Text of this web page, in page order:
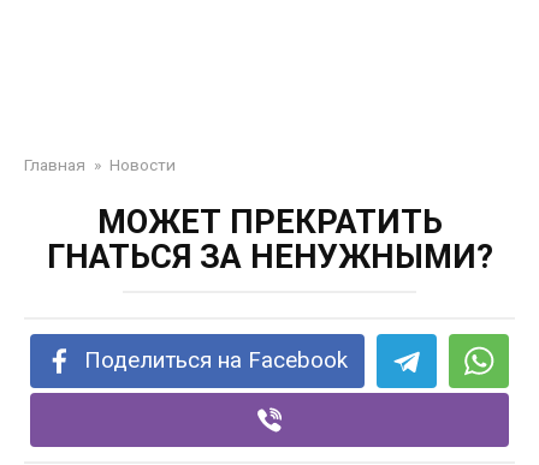
Главная » Новости
МОЖЕТ ПРЕКРАТИТЬ
ГНАТЬСЯ ЗА НЕНУЖНЫМИ?
Поделиться на Facebook